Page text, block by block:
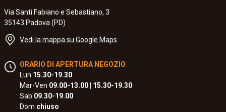
Via Santi Fabiano e Sebastiano, 3
35143 Padova (PD)
Vedi la mappa su Google Maps
ORARIO DI APERTURA NEGOZIO
Lun 15.30-19.30
Mar-Ven 09.00-13.00 | 15.30-19.30
Sab 09.30-19.00
Dom chiuso